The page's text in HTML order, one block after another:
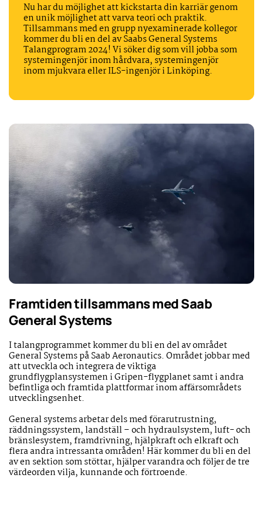
Nu har du möjlighet att kickstarta din karriär genom
en unik möjlighet att varva teori och praktik.
Tillsammans med en grupp nyexaminerade kollegor
kommer du bli en del av Saabs General Systems
Talangprogram 2024! Vi söker dig som vill jobba som
systemingenjör inom hårdvara, systemingenjör
inom mjukvara eller ILS-ingenjör i Linköping.
Framtiden tillsammans med Saab
General Systems
I talangprogrammet kommer du bli en del av området
General Systems på Saab Aeronautics. Området jobbar med
att utveckla och integrera de viktiga
grundflygplansystemen i Gripen-flygplanet samt i andra
befintliga och framtida plattformar inom affärsområdets
utvecklingsenhet.
General systems arbetar dels med förarutrustning,
räddningssystem, landställ – och hydraulsystem, luft- och
bränslesystem, framdrivning, hjälpkraft och elkraft och
flera andra intressanta områden! Här kommer du bli en del
av en sektion som stöttar, hjälper varandra och följer de tre
värdeorden vilja, kunnande och förtroende.